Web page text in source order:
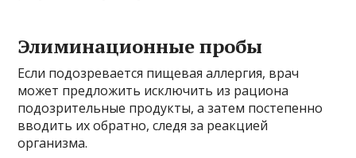
Элиминационные пробы
Если подозревается пищевая аллергия, врач
может предложить исключить из рациона
подозрительные продукты, а затем постепенно
вводить их обратно, следя за реакцией
организма.